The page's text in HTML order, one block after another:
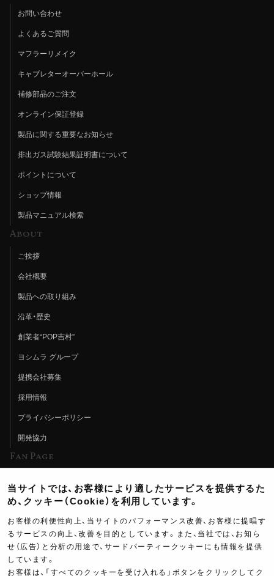
お問い合わせ
よくあるご質問
マフラーリメイク
キャブレターオーバーホール
補修部品のご注文
オンライン保証登録
製品に関する重要なお知らせ
排出ガス試験結果証明書について
ポイントについて
ショップ情報
製品マニュアル検索
About
ご挨拶
会社概要
製品への取り組み
沿革・歴史
創業者“POP吉村”
ヨシムラ グループ
提携会社募集
採用情報
プライバシーポリシー
開発協力
Fan Page
ヨシムラTV
イベント情報
イベントスケジュール
ツーリングブレイクタイム
当サイトでは、お客様により適したサービスを提供するた
め、クッキー（Cookie）を利用しています。
お客様の利便性向上、当サイトのパフォーマンス改善、お客様に提唱す
るサービスの向上、改善を目的としています。また、当社では、お知ら
せ（広告）と分析の用途で、サードパーティークッキーにも情報を提供
しています。
お客様は、「すべてのクッキーを受け入れる」ボタンをクリックしてク